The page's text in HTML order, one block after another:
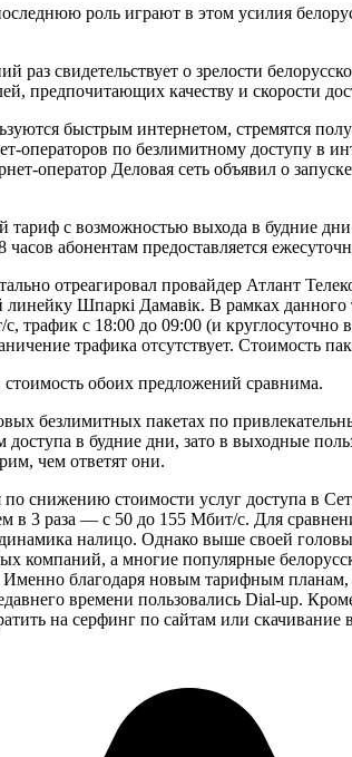
роль играют в этом усилия
свидетельствует о зрелости
предпочитающих качеству и скорости
быстрым интернетом, стремятся
операторов по безлимитному доступу в
оператор Деловая сеть объявил о
с возможностью выхода в будние
абонентам предоставляется
отреагировал провайдер Атлант
Шпаркi Дамавiк. В рамках данного
с 18:00 до 09:00 (и
трафика отсутствует. Стоимость
обоих предложений сравнима.
безлимитных пакетах по
в будние дни, зато в выходные
чем ответят они.
снижению стоимости услуг доступа в
в 3 раза — с 50 до 155 Мбит/с. Для
налицо. Однако выше своей
а многие популярные
благодаря новым тарифным
времени пользовались Dial-up.
на серфинг по сайтам или скачивание